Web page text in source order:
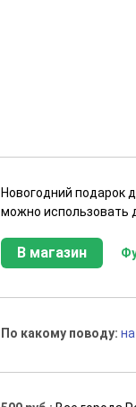
Новогодний подарок
можно использовать
В магазин
По какому поводу: